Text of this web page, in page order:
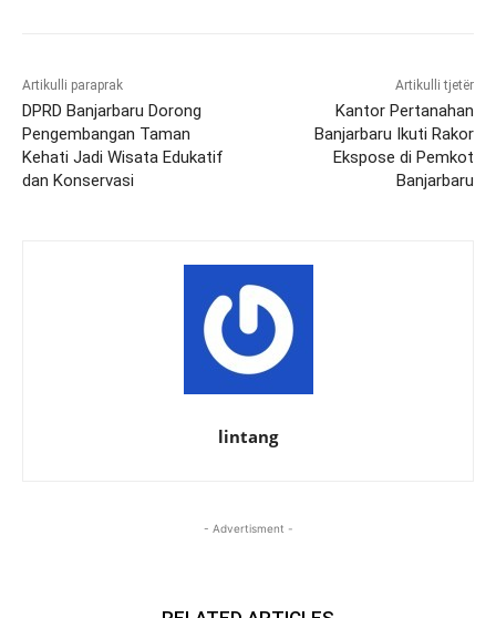
Artikulli paraprak
DPRD Banjarbaru Dorong
Pengembangan Taman
Kehati Jadi Wisata Edukatif
dan Konservasi
Artikulli tjetër
Kantor Pertanahan
Banjarbaru Ikuti Rakor
Ekspose di Pemkot
Banjarbaru
lintang
- Advertisment -